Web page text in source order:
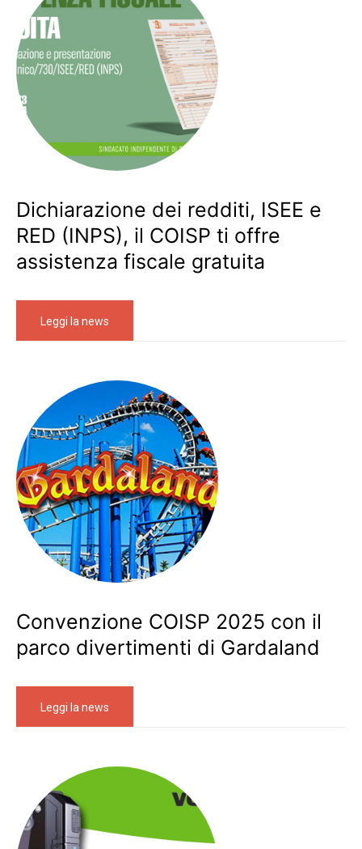
Dichiarazione dei redditi, ISEE e
RED (INPS), il COISP ti offre
assistenza fiscale gratuita
Leggi la news
Convenzione COISP 2025 con il
parco divertimenti di Gardaland
Leggi la news